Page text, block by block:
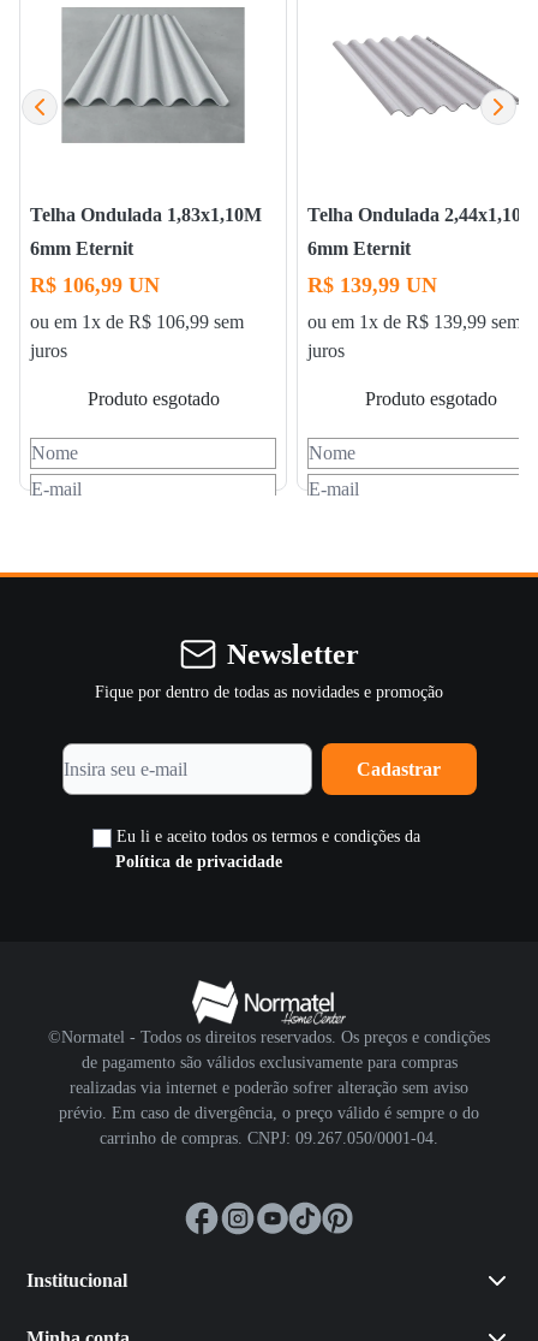
Telha Ondulada 1,83x1,10M
6mm Eternit
R$ 106,99 UN
ou em 1x de R$ 106,99 sem
juros
Produto esgotado
Telha Ondulada 2,44x1,10m
6mm Eternit
R$ 139,99 UN
ouem 1x de R$ 139,99 sem
juros
Produto esgotado
Newsletter
Fique por dentro de todas as novidades e promoção
Cadastrar
Eu li e aceito todos os termos e condições da
Política de privacidade
©Normatel - Todos os direitos reservados. Os preços e condições
de pagamento são válidos exclusivamente para compras
realizadas via internet e poderão sofrer alteração sem aviso
prévio. Em caso de divergência, o preço válido é sempre o do
carrinho de compras. CNPJ: 09.267.050/0001-04.
Institucional